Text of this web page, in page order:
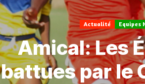
Actualité Equipes
Amical: Les
battues par le